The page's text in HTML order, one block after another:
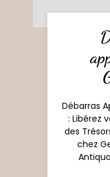
Débarras
: Libérez
des
chez